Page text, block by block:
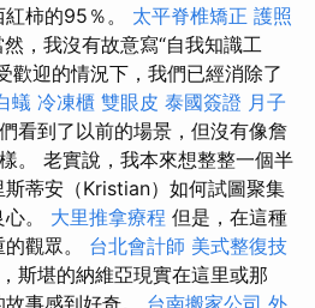
柿的95％。 太平脊椎矯正 護照
然，我沒有故意寫“自我知識工
歡迎的情況下，我們已經消除了
蟻 冷凍櫃 雙眼皮 泰國簽證 月子
看到了以前的場景，但沒有像詹
。 老實說，我本來想整整一個半
蒂安（Kristian）如何試圖聚集
。 大里推拿療程 但是，在這種
觀眾。 台北會計師 美式整復技
斯堪的納維亞現實在這里或那
事感到好奇。 台南搬家公司 外